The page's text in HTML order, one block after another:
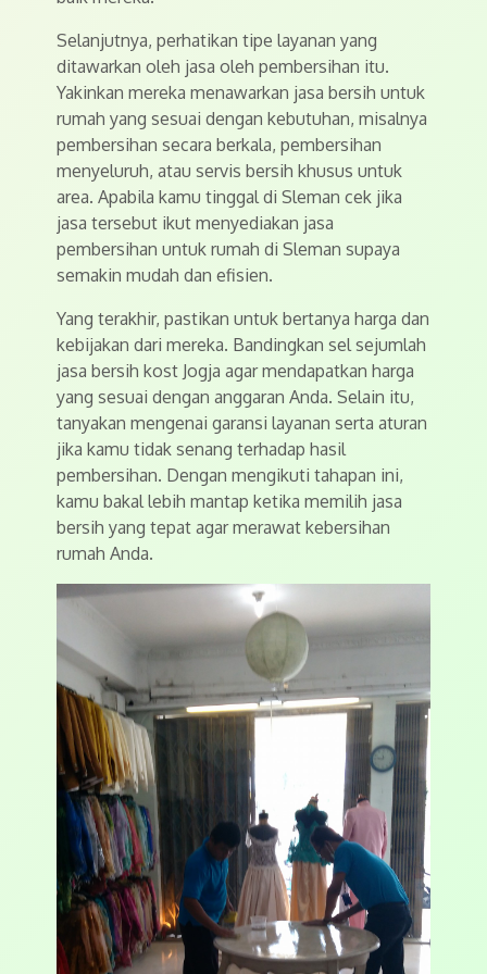
Selanjutnya, perhatikan tipe layanan yang
ditawarkan oleh jasa oleh pembersihan itu.
Yakinkan mereka menawarkan jasa bersih untuk
rumah yang sesuai dengan kebutuhan, misalnya
pembersihan secara berkala, pembersihan
menyeluruh, atau servis bersih khusus untuk
area. Apabila kamu tinggal di Sleman cek jika
jasa tersebut ikut menyediakan jasa
pembersihan untuk rumah di Sleman supaya
semakin mudah dan efisien.
Yang terakhir, pastikan untuk bertanya harga dan
kebijakan dari mereka. Bandingkan sel sejumlah
jasa bersih kost Jogja agar mendapatkan harga
yang sesuai dengan anggaran Anda. Selain itu,
tanyakan mengenai garansi layanan serta aturan
jika kamu tidak senang terhadap hasil
pembersihan. Dengan mengikuti tahapan ini,
kamu bakal lebih mantap ketika memilih jasa
bersih yang tepat agar merawat kebersihan
rumah Anda.